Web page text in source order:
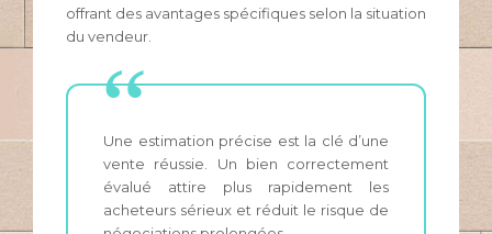
offrant des avantages spécifiques selon la situation
du vendeur.
Une estimation précise est la clé d’une
vente réussie. Un bien correctement
évalué attire plus rapidement les
acheteurs sérieux et réduit le risque de